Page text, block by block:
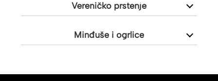
Vereničko prstenje
Minđuše i ogrlice